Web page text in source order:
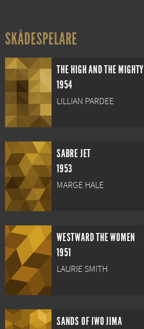
SKÅDESPELARE
THE HIGH AND THE MIGHTY
1954
LILLIAN PARDEE
SABRE JET
1953
MARGE HALE
WESTWARD THE WOMEN
1951
LAURIE SMITH
SANDS OF IWO JIMA